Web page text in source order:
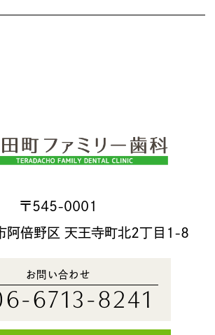
〒545-0001
阿倍野区 天王寺町北2丁目1-8
お問い合わせ
6713-8241